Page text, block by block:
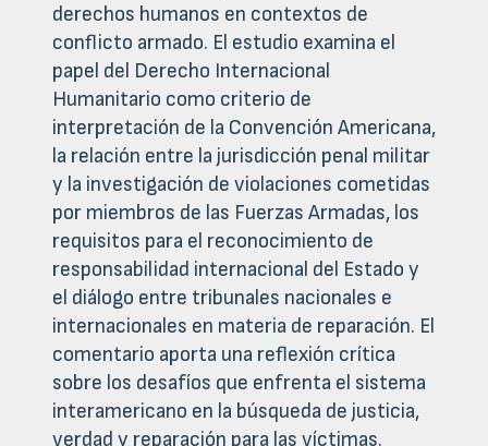
derechos humanos en contextos de
conflicto armado. El estudio examina el
papel del Derecho Internacional
Humanitario como criterio de
interpretación de la Convención Americana,
la relación entre la jurisdicción penal militar
y la investigación de violaciones cometidas
por miembros de las Fuerzas Armadas, los
requisitos para el reconocimiento de
responsabilidad internacional del Estado y
el diálogo entre tribunales nacionales e
internacionales en materia de reparación. El
comentario aporta una reflexión crítica
sobre los desafíos que enfrenta el sistema
interamericano en la búsqueda de justicia,
verdad y reparación para las víctimas.